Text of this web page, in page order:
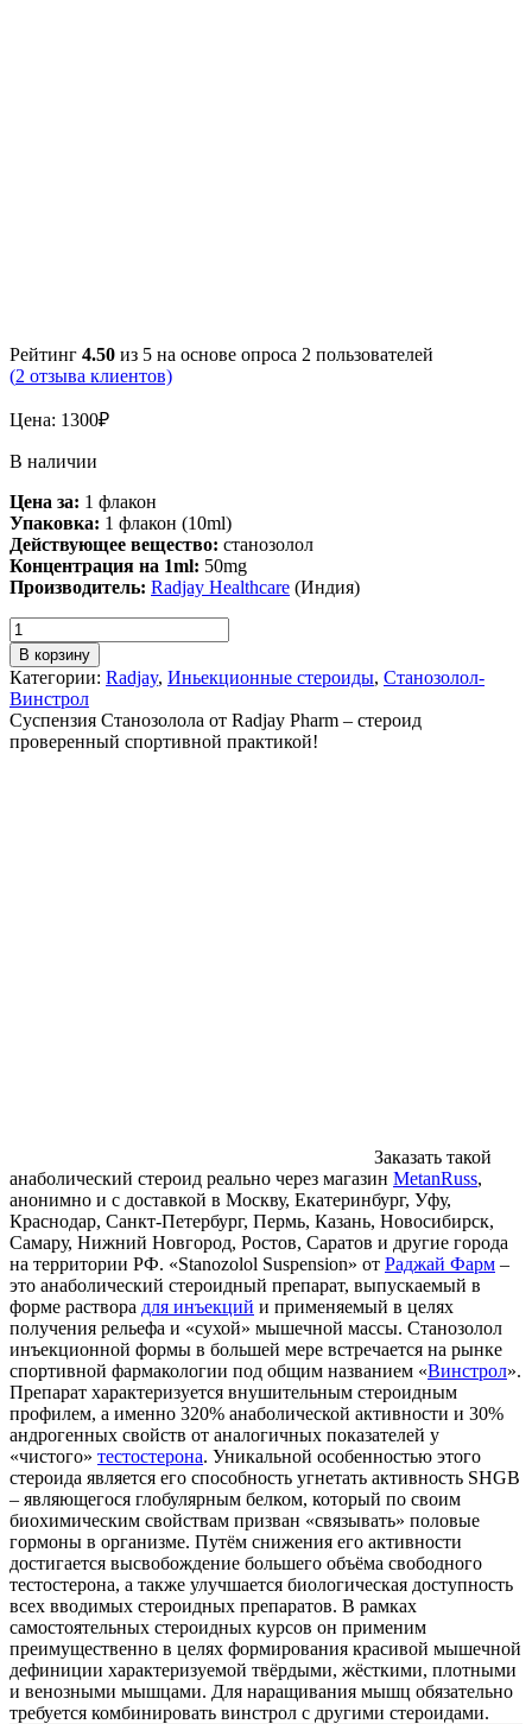
Рейтинг 4.50 из 5 на основе опроса 2 пользователей
(2 отзыва клиентов)
Цена: 1300₽
В наличии
Цена за: 1 флакон
Упаковка: 1 флакон (10ml)
Действующее вещество: станозолол
Концентрация на 1ml: 50mg
Производитель: Radjay Healthcare (Индия)
В корзину
Категории: Radjay, Иньекционные стероиды, Станозолол-
Винстрол
Суспензия Станозолола от Radjay Pharm – стероид
проверенный спортивной практикой!
Заказать такой
анаболический стероид реально через магазин MetanRuss,
анонимно и с доставкой в Москву, Екатеринбург, Уфу,
Краснодар, Санкт-Петербург, Пермь, Казань, Новосибирск,
Самару, Нижний Новгород, Ростов, Саратов и другие города
на территории РФ. «Stanozolol Suspension» от Раджай Фарм –
это анаболический стероидный препарат, выпускаемый в
форме раствора для инъекций и применяемый в целях
получения рельефа и «сухой» мышечной массы. Станозолол
инъекционной формы в большей мере встречается на рынке
спортивной фармакологии под общим названием «Винстрол».
Препарат характеризуется внушительным стероидным
профилем, а именно 320% анаболической активности и 30%
андрогенных свойств от аналогичных показателей у
«чистого» тестостерона. Уникальной особенностью этого
стероида является его способность угнетать активность SHGB
– являющегося глобулярным белком, который по своим
биохимическим свойствам призван «связывать» половые
гормоны в организме. Путём снижения его активности
достигается высвобождение большего объёма свободного
тестостерона, а также улучшается биологическая доступность
всех вводимых стероидных препаратов. В рамках
самостоятельных стероидных курсов он применим
преимущественно в целях формирования красивой мышечной
дефиниции характеризуемой твёрдыми, жёсткими, плотными
и венозными мышцами. Для наращивания мышц обязательно
требуется комбинировать винстрол с другими стероидами.